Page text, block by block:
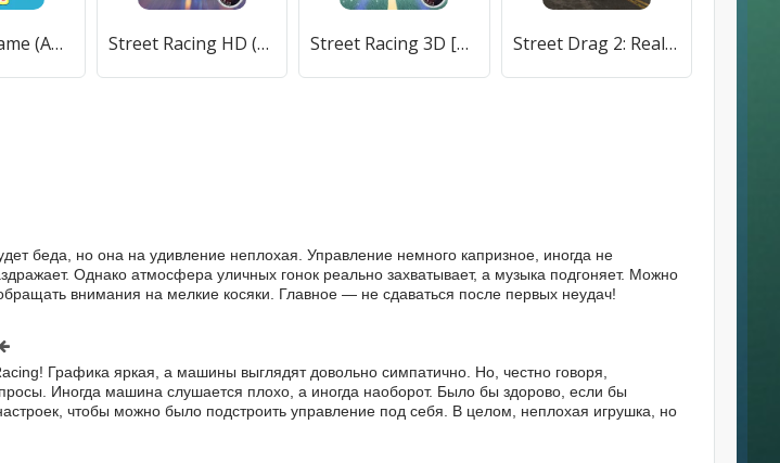
Angkot d Game (Ангкот д Гейм) [МОД Много денег] APK Android Street Racing HD (Стрит Рейсинг ХД) [МОД Premium] APK Android Street Racing 3D [МОД Все открыто] APK Android Street Drag 2: Real Car Racing (Стрит Дрэг 2) [МОД Меню] APK Android
беда, но она на удивление неплохая. Управление немного капризное, иногда не
Однако атмосфера уличных гонок реально захватывает, а музыка подгоняет. Можно
внимания на мелкие косяки. Главное — не сдаваться после первых неудач!
Графика яркая, а машины выглядят довольно симпатично. Но, честно говоря,
Иногда машина слушается плохо, а иногда наоборот. Было бы здорово, если бы
чтобы можно было подстроить управление под себя. В целом, неплохая игрушка, но